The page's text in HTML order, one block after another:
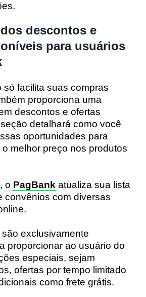
descontos e
para usuários
só facilita suas compras
proporciona uma
descontos e ofertas
detalhará como você
oportunidades para
melhor preço nos produtos
o PagBank atualiza sua lista
convênios com diversas
exclusivamente
proporcionar ao usuário do
especiais, sejam
ofertas por tempo limitado
como frete grátis.